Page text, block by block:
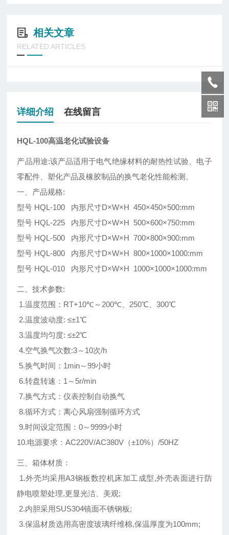
相关文章
RELATED ARTICLES
详细介绍 在线留言
HQL-100高温老化试验设备
产品用途:该产品适用于电气绝缘材料的耐热性试验、电子
零配件、塑化产品及橡胶制品的换气老化性能检测。
一、产品规格:
型号 HQL-100 内形尺寸D×W×H 450×450×500:mm
型号 HQL-225 内形尺寸D×W×H 500×600×750:mm
型号 HQL-500 内形尺寸D×W×H 700×800×900:mm
型号 HQL-800 内形尺寸D×W×H 800×1000×1000:mm
型号 HQL-010 内形尺寸D×W×H 1000×1000×1000:mm
二、技术参数:
1.温度范围：RT+10℃～200℃、250℃、300℃
2.温度波动度: ≤±1℃
3.温度均匀度: ≤±2℃
4.空气换气次数:3～10次/h
5.换气时间：1min～99小时
6.转盘转速：1～5r/min
7.换气方式：仪表控制自动换气
8.循环方式：离心风扇强制循环方式
9.时间设定范围：0～9999小时
10.电源要求：AC220V/AC380V（±10%）/50HZ
三、箱体材质：
1.外壳均采用A3钢板数控机床加工成型,外壳表面进行防
静电喷塑处理,更显光洁、美观;
2.内胆采用SUS304镜面不锈钢板;
3.保温材质选用高密度玻璃纤维棉,保温厚度为100mm;